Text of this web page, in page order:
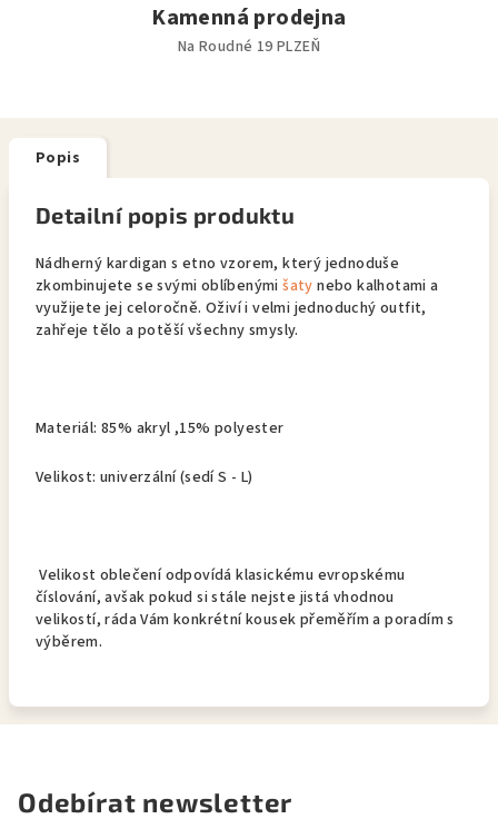
Kamenná prodejna
Na Roudné 19 PLZEŇ
Popis
Detailní popis produktu
Nádherný kardigan s etno vzorem, který jednoduše
zkombinujete se svými oblíbenýmišatynebo kalhotami a
využijete jej celoročně. Oživí i velmi jednoduchý outfit,
zahřeje tělo a potěší všechny smysly.
Materiál: 85% akryl ,15% polyester
Velikost: univerzální (sedí S - L)
Velikost oblečení odpovídá klasickému evropskému
číslování, avšak pokud si stále nejste jistá vhodnou
velikostí, ráda Vám konkrétní kousek přeměřím a poradím s
výběrem.
Odebírat newsletter